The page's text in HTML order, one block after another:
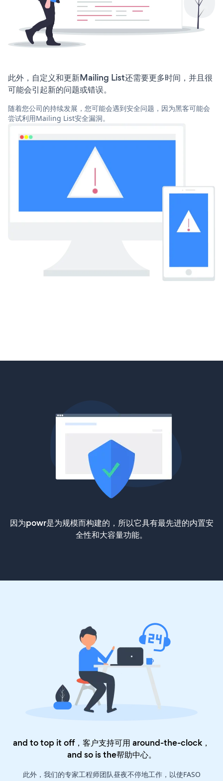
此外，自定义和更新Mailing List还需要更多时间，并且很
可能会引起新的问题或错误。
随着您公司的持续发展，您可能会遇到安全问题，因为黑客可能会
尝试利用Mailing List安全漏洞。
因为powr是为规模而构建的，所以它具有最先进的内置安
全性和大容量功能。
and to top it off，客户支持可用 around-the-clock，
and so is the帮助中心。
此外，我们的专家工程师团队昼夜不停地工作，以使FASO